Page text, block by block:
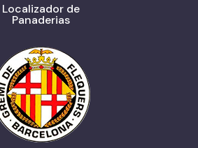
Localizador de
Panaderias